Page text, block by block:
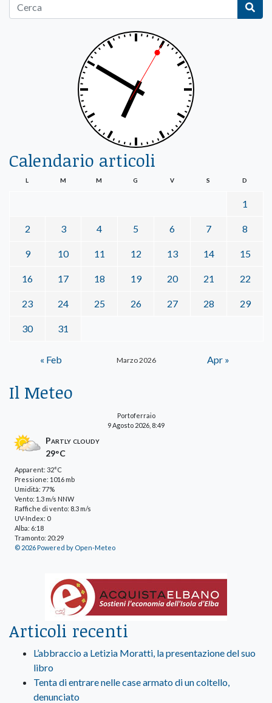
Calendario articoli
Marzo 2026
L M M G V S D
1
2 3 4 5 6 7 8
9 10 11 12 13 14 15
16 17 18 19 20 21 22
23 24 25 26 27 28 29
30 31
« Feb Apr »
Il Meteo
Portoferraio
9 Agosto 2026, 8:49
Partly cloudy
29°C
Apparent: 32°C
Pressione: 1016 mb
Umidità: 77%
Vento: 1.3 m/s NNW
Raffiche di vento: 8.3 m/s
UV-Index: 0
Alba: 6:18
Tramonto: 20:29
© 2026 Powered by Open-Meteo
Articoli recenti
L’abbraccio a Letizia Moratti, la presentazione del suo
libro
Tenta di entrare nelle case armato di un coltello,
denunciato